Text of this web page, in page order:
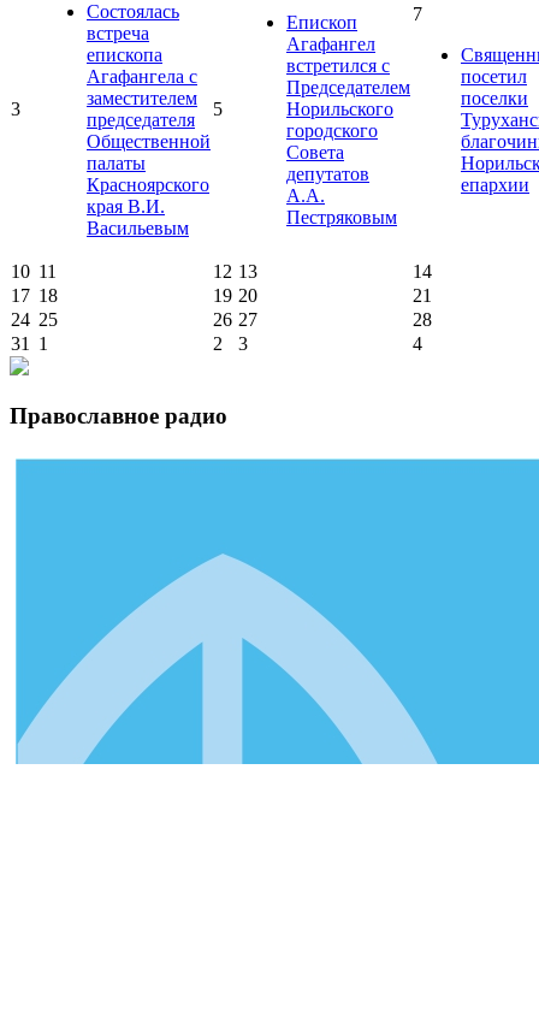
3
Состоялась
встреча
епископа
Агафангела с
заместителем
председателя
Общественной
палаты
Красноярского
края В.И.
Васильевым
5
Епископ
Агафангел
встретился с
Председателем
Норильского
городского
Совета
депутатов
А.А.
Пестряковым
7
посетил
поселки
епархии
10 11 12 13
14
17 18 19 20
21
24 25 26 27
28
31 1 2 3 4
Православное радио